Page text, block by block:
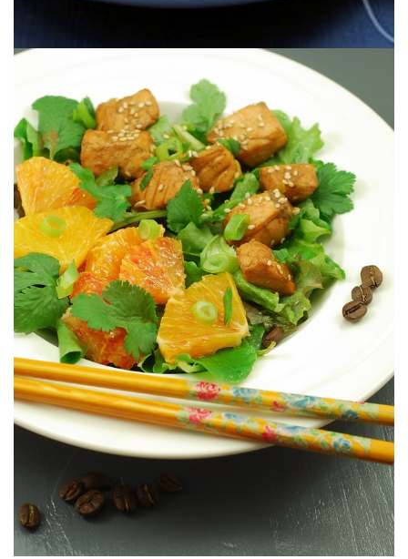
#DESCUBRIENDO SABORES:
ENSALADA DE NARANJA CON
VINAGRETA DE CAFÉ & SALMÓN
MARINADO CON CAFÉ
Una cena estupenda.